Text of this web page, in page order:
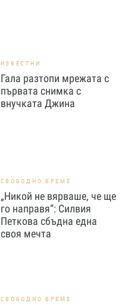
ИЗВЕСТНИ
Гала разтопи мрежата с
първата снимка с
внучката Джина
СВОБОДНО ВРЕМЕ
„Никой не вярваше, че ще
го направя“: Силвия
Петкова сбъдна една
своя мечта
СВОБОДНО ВРЕМЕ